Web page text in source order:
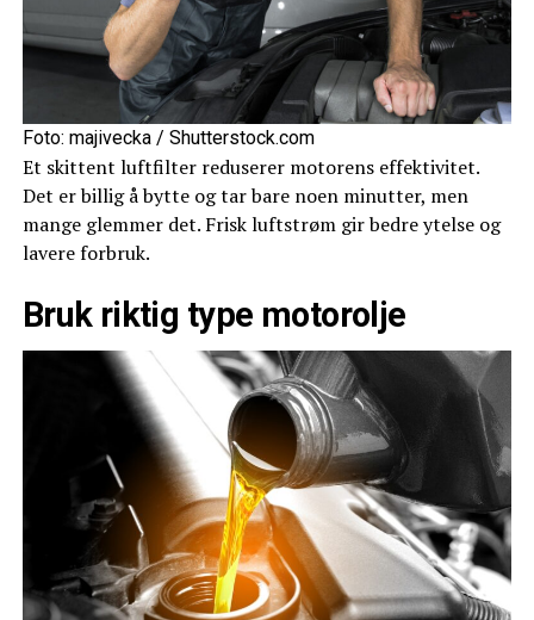
Foto: majivecka / Shutterstock.com
Et skittent luftfilter reduserer motorens effektivitet.
Det er billig å bytte og tar bare noen minutter, men
mange glemmer det. Frisk luftstrøm gir bedre ytelse og
lavere forbruk.
Bruk riktig type motorolje